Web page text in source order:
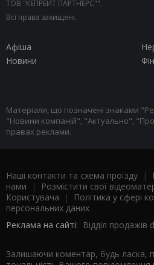
ТОВ "КЕПРЕЙТ ПАРТНЕРС"".
Всі права захищені.
Афіша
Новини
Матеріали, що позначені знаками
"Новини компаній", "Актуально",
правах реклами.
Наші контакти та схема проїзду |
нами | Розмістити свої
Користувача |
Політика у сфері
персональних даних
Реклама на сайті: Відділ продажів
Залишаючи коментар, будь ласка,